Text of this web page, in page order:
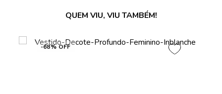
QUEM VIU, VIU TAMBÉM!
-68% OFF